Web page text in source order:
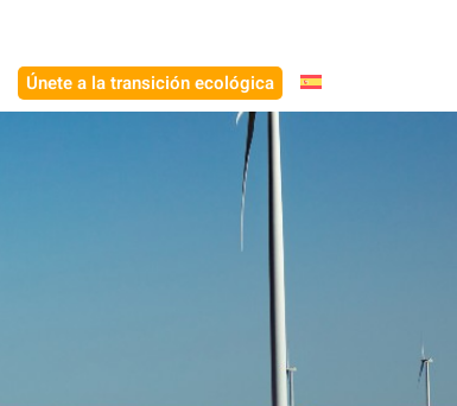
Únete a la transición ecológica